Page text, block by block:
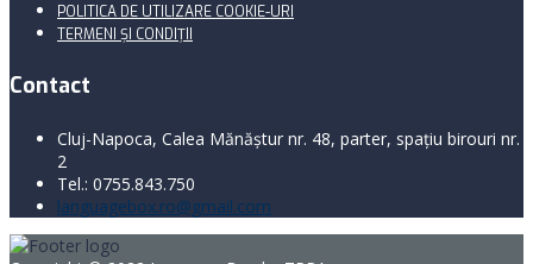
POLITICA DE UTILIZARE COOKIE-URI
TERMENI ŞI CONDIŢII
Contact
Cluj-Napoca, Calea Mănăştur nr. 48, parter, spaţiu birouri nr.
2
Tel.: 0755.843.750
languagebox.ro@gmail.com